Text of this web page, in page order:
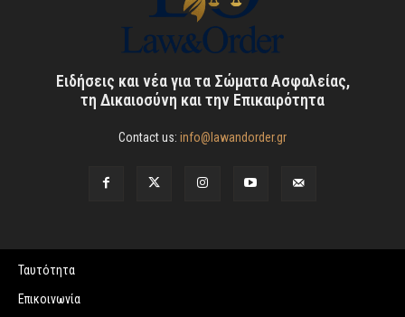
Ειδήσεις και νέα για τα Σώματα Ασφαλείας,
τη Δικαιοσύνη και την Επικαιρότητα
Contact us: info@lawandorder.gr
Ταυτότητα
Επικοινωνία